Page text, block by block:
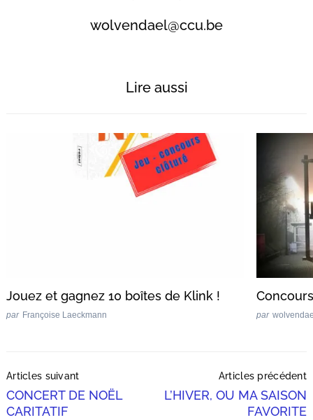
wolvendael@ccu.be
Lire aussi
Jouez et gagnez 10 boîtes de Klink !
par Françoise Laeckmann par
Navigation
Articles suivant
CONCERT DE NOËL
CARITATIF
Articles précédent
L’HIVER, OU MA SAISON
FAVORITE